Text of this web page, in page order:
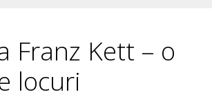
Franz Kett – o
locuri